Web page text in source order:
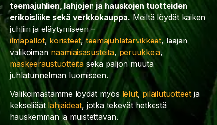
teemajuhlien, lahjojen ja hauskojen tuotteiden
erikoisliike sekä verkkokauppa. Meiltä löydät kaiken
juhliin ja eläytymiseen –
ilmapallot, koristeet,teemajuhlatarvikkeet, laajan
valikoiman naamiaisasusteita, peruukkeja,
maskeeraustuotteita sekä paljon muuta
juhlatunnelman luomiseen.
Valikoimastamme löydät myös lelut,pilailutuotteet ja
kekseliäät lahjaideat, jotka tekevät hetkestä
hauskemman ja muistettavan.